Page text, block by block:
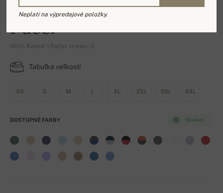
Pucci
100% Kašmír | Počet vrstiev: 2
Tabuľka veľkostí
XS S M L XL 2XL 3XL 4XL
Skladom
DOSTUPNÉ FARBY
Neplatí na výpredajové položky.